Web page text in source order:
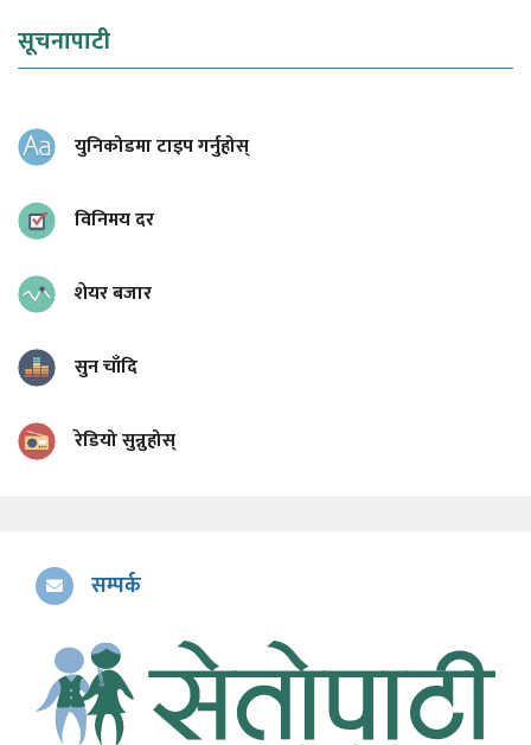
सूचनापाटी
युनिकोडमा टाइप गर्नुहोस्
विनिमय दर
शेयर बजार
सुन चाँदि
रेडियो सुन्नुहोस्
सम्पर्क